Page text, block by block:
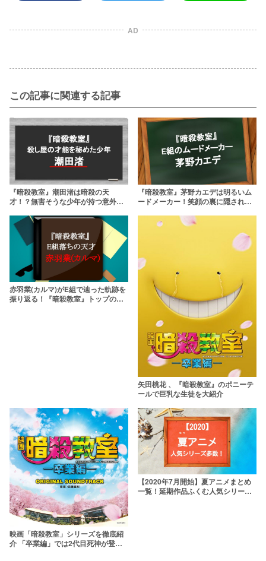
AD
この記事に関連する記事
『暗殺教室』潮田渚は暗殺の天
才！？無害そうな少年が持つ意外な
『暗殺教室』茅野カエデは明るいム
ードメーカー！笑顔の裏に隠された
赤羽業(カルマ)がE組で辿った軌跡を
振り返る！『暗殺教室』トップの人
矢田桃花 、『暗殺教室』のポニーテ
ールで巨乳な生徒を大紹介
映画「暗殺教室」シリーズを徹底紹
介 「卒業編」では2代目死神が登場
【2020年7月開始】夏アニメまとめ
一覧！延期作品ふくむ人気シリーズ